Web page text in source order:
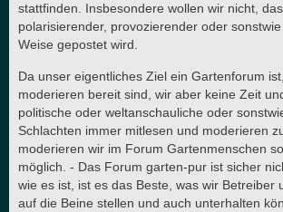
stattfinden. Insbesondere wollen wir nicht,
polarisierender, provozierender oder
Weise gepostet wird.
Da unser eigentliches Ziel ein Gartenforum
moderieren bereit sind, wir aber keine Zeit
politische oder weltanschauliche oder
Schlachten immer mitlesen und moderieren
moderieren wir im Forum Gartenmenschen
möglich. - Das Forum garten-pur ist sicher
wie es ist, ist es das Beste, was wir Betreiber
auf die Beine stellen und auch unterhalten